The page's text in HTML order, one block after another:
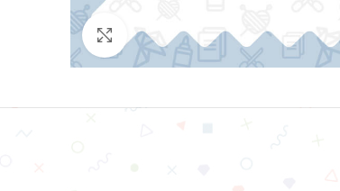
Click para agrandar